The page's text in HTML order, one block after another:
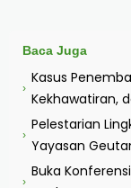
Baca Juga
›
Kasus
Kekhawatiran,
›
Pelestarian
Yayasan
›
Buka